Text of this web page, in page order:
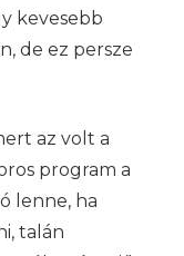
kevesebb
de ez persze
az volt a
program a
lenne, ha
talán